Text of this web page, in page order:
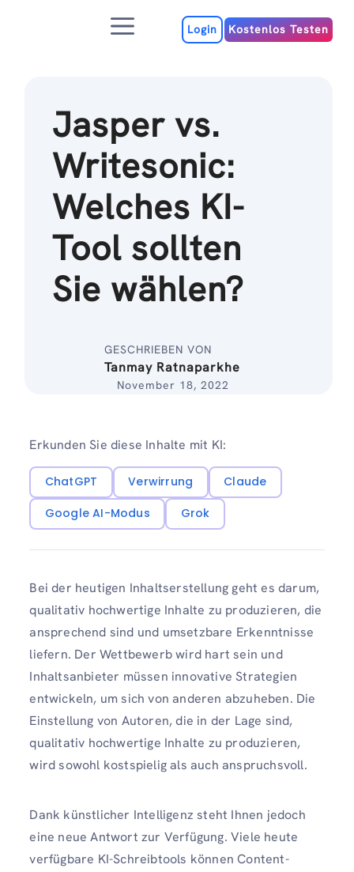
MenuLogin Kostenlos Testen
Jasper vs.
Writesonic:
Welches KI-
Tool sollten
Sie wählen?
GESCHRIEBEN VON
Tanmay Ratnaparkhe
November 18, 2022
Erkunden Sie diese Inhalte mit KI:
ChatGPT Verwirrung
Claude
Google AI-Modus
Grok
Bei der heutigen Inhaltserstellung geht es darum,
qualitativ hochwertige Inhalte zu produzieren, die
ansprechend sind und umsetzbare Erkenntnisse
liefern. Der Wettbewerb wird hart sein und
Inhaltsanbieter müssen innovative Strategien
entwickeln, um sich von anderen abzuheben. Die
Einstellung von Autoren, die in der Lage sind,
qualitativ hochwertige Inhalte zu produzieren,
wird sowohl kostspielig als auch anspruchsvoll.
Dank künstlicher Intelligenz steht Ihnen jedoch
eine neue Antwort zur Verfügung. Viele heute
verfügbare KI-Schreibtools können Content-